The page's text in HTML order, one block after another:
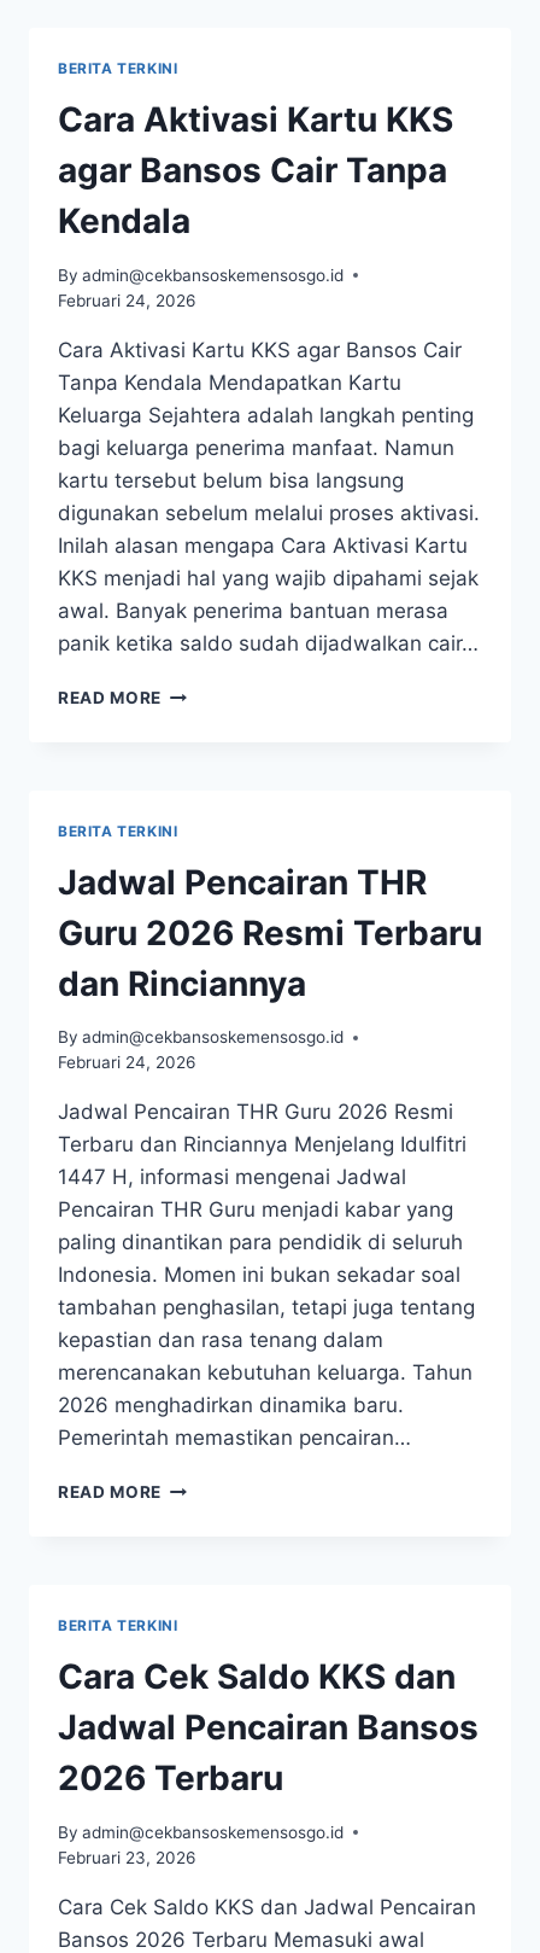
JADWAL,
DAN
MENDAPATKANNYA
BERITA TERKINI
Cara Aktivasi Kartu KKS
agar Bansos Cair Tanpa
Kendala
By admin@cekbansoskemensosgo.id
Februari 24, 2026
Cara Aktivasi Kartu KKS agar Bansos Cair
Tanpa Kendala Mendapatkan Kartu
Keluarga Sejahtera adalah langkah penting
bagi keluarga penerima manfaat. Namun
kartu tersebut belum bisa langsung
digunakan sebelum melalui proses aktivasi.
Inilah alasan mengapa Cara Aktivasi Kartu
KKS menjadi hal yang wajib dipahami sejak
awal. Banyak penerima bantuan merasa
panik ketika saldo sudah dijadwalkan cair…
READ MORE CARA
TANPA
KENDALA
BERITA TERKINI
Jadwal Pencairan THR
Guru 2026 Resmi Terbaru
dan Rinciannya
By admin@cekbansoskemensosgo.id
Februari 24, 2026
Jadwal Pencairan THR Guru 2026 Resmi
Terbaru dan Rinciannya Menjelang Idulfitri
1447 H, informasi mengenai Jadwal
Pencairan THR Guru menjadi kabar yang
paling dinantikan para pendidik di seluruh
Indonesia. Momen ini bukan sekadar soal
tambahan penghasilan, tetapi juga tentang
kepastian dan rasa tenang dalam
merencanakan kebutuhan keluarga. Tahun
2026 menghadirkan dinamika baru.
Pemerintah memastikan pencairan…
READ MORE JADWAL
DAN
RINCIANNYA
BERITA TERKINI
Cara Cek Saldo KKS dan
Jadwal Pencairan Bansos
2026 Terbaru
By admin@cekbansoskemensosgo.id
Februari 23, 2026
Cara Cek Saldo KKS dan Jadwal Pencairan
Bansos 2026 Terbaru Memasuki awal